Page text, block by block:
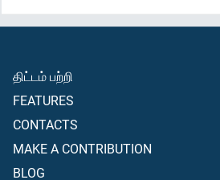
திட்டம் பற்றி
FEATURES
CONTACTS
MAKE A CONTRIBUTION
BLOG